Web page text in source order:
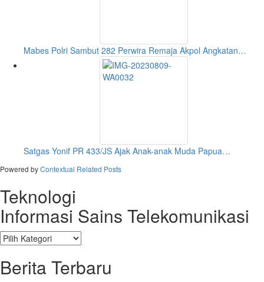
Mabes Polri Sambut 282 Perwira Remaja Akpol Angkatan…
Satgas Yonif PR 433/JS Ajak Anak-anak Muda Papua…
Powered byContextual Related Posts
Teknologi
Informasi Sains Telekomunikasi
Berita Terbaru